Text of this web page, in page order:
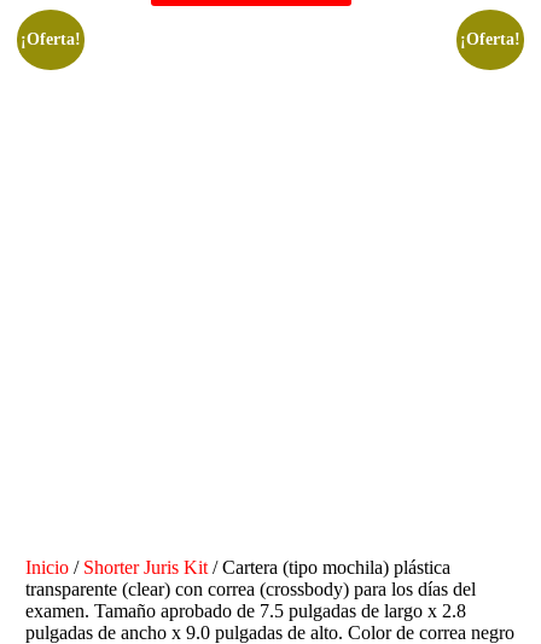
¡Oferta!
Inicio / Shorter Juris Kit / Cartera (tipo mochila) plástica
transparente (clear) con correa (crossbody) para los días del
examen. Tamaño aprobado de 7.5 pulgadas de largo x 2.8
pulgadas de ancho x 9.0 pulgadas de alto. Color de correa negro
¡Oferta!